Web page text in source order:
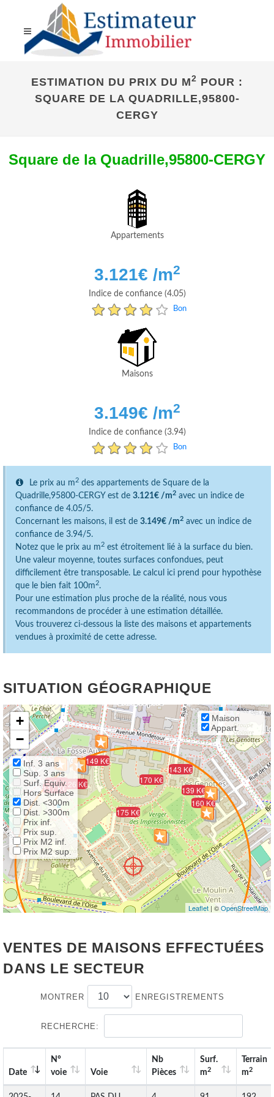
ESTIMATION DU PRIX DU M2 POUR :
SQUARE DE LA QUADRILLE,95800-
CERGY
Square de la Quadrille,95800-CERGY
Appartements
3.121€ /m2
Indice de confiance (4.05)
Bon
Maisons
3.149€ /m2
Indice de confiance (3.94)
Bon
Le prix au m 2 des appartements de Square de la
Quadrille,95800-CERGY est de 3.121€ /m2 avec un indice de
confiance de 4.05/5.
Concernant les maisons, il est de 3.149€ /m2 avec un indice de
confiance de 3.94/5.
Notez que le prix au m 2 est étroitement lié à la surface du bien.
Une valeur moyenne, toutes surfaces confondues, peut
difficilement être transposable. Le calcul ici prend pour hypothèse
que le bien fait 100m 2.
Pour une estimation plus proche de la réalité, nous vous
recommandons de procéder à une estimation détaillée.
Vous trouverez ci-dessous la liste des maisons et appartements
vendues à proximité de cette adresse.
SITUATION GÉOGRAPHIQUE
117 K€
94 K€
175 K€
195 K€
149 K€
139 K€
160 K€
143 K€
185 K€125 K€ 170 K€
126 K€
+
−
Inf. 3 ans
Sup. 3 ans
Surf. Equiv.
Hors Surface
Dist. <300m
Dist. >300m
Prix inf.
Prix sup.
Prix M2 inf.
Prix M2 sup.
Maison
Appart.
Leaflet | ©OpenStreetMap
VENTES DE MAISONS EFFECTUÉES
DANS LE SECTEUR
MONTRER ENREGISTREMENTS
RECHERCHE:
Date
N°
voie
Voie
Nb
Pièces
Surf.
m2
Terrain
m2